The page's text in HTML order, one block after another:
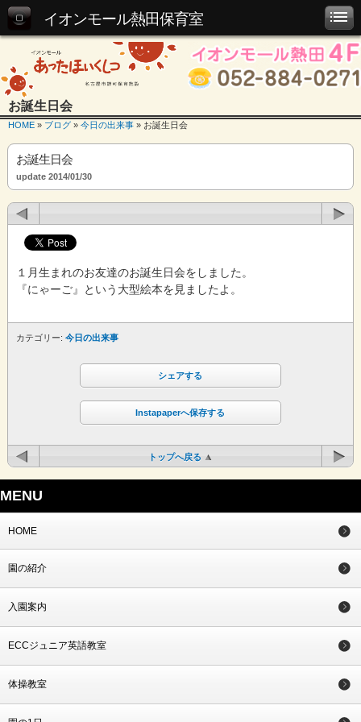
イオンモール熱田保育室
お誕生日会
HOME » ブログ » 今日の出来事 » お誕生日会
お誕生日会
update 2014/01/30
１月生まれのお友達のお誕生日会をしました。
『にゃーご』という大型絵本を見ましたよ。
カテゴリー: 今日の出来事
シェアする
Instapaperへ保存する
トップへ戻る
MENU
HOME
園の紹介
入園案内
ECCジュニア英語教室
体操教室